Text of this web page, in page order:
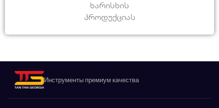
ხარისხის
პროდუქციას
Инструменты премиум качества